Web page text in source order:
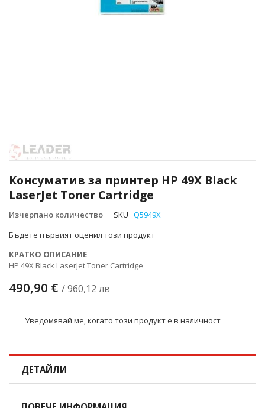
Консуматив за принтер HP 49X Black
LaserJet Toner Cartridge
Изчерпано количество SKU Q5949X
Бъдете първият оценил този продукт
КРАТКО ОПИСАНИЕ
HP 49X Black LaserJet Toner Cartridge
490,90 € / 960,12 лв
Уведомявай ме, когато този продукт е в наличност
към
началото
на
галерия
снимки
ДЕТАЙЛИ